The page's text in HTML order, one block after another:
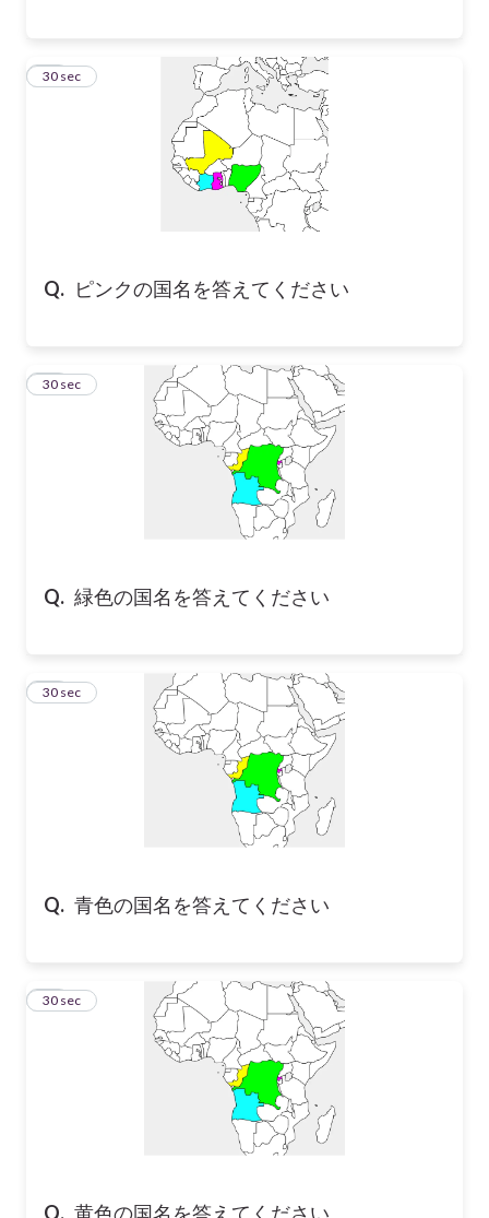
Q. ピンクの国名を答えてください
12
30 sec
Q. 緑色の国名を答えてください
13
30 sec
Q. 青色の国名を答えてください
14
30 sec
Q. 黄色の国名を答えてください
15
30 sec